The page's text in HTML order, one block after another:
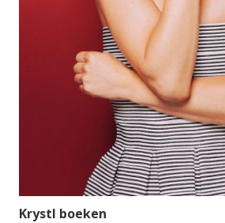
Krystl boeken